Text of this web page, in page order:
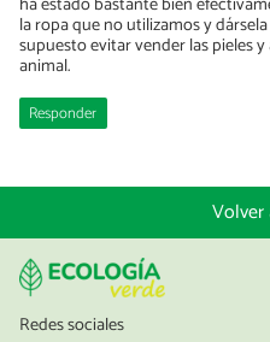
la ropa que no utilizamos y
supuesto evitar vender las pieles
animal.
Responder
Volver
Redes sociales